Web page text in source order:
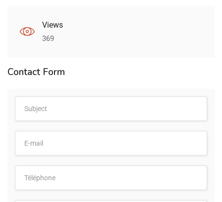
Views
369
Contact Form